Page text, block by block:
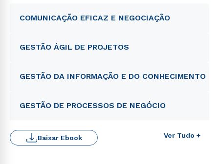
COMUNICAÇÃO EFICAZ E NEGOCIAÇÃO
GESTÃO ÁGIL DE PROJETOS
GESTÃO DA INFORMAÇÃO E DO CONHECIMENTO
GESTÃO DE PROCESSOS DE NEGÓCIO
Ver Tudo +
Baixar Ebook